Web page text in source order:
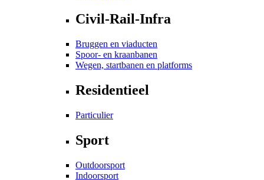
Civil-Rail-Infra
Bruggen en viaducten
Spoor- en kraanbanen
Wegen, startbanen en platforms
Residentieel
Particulier
Sport
Outdoorsport
Indoorsport